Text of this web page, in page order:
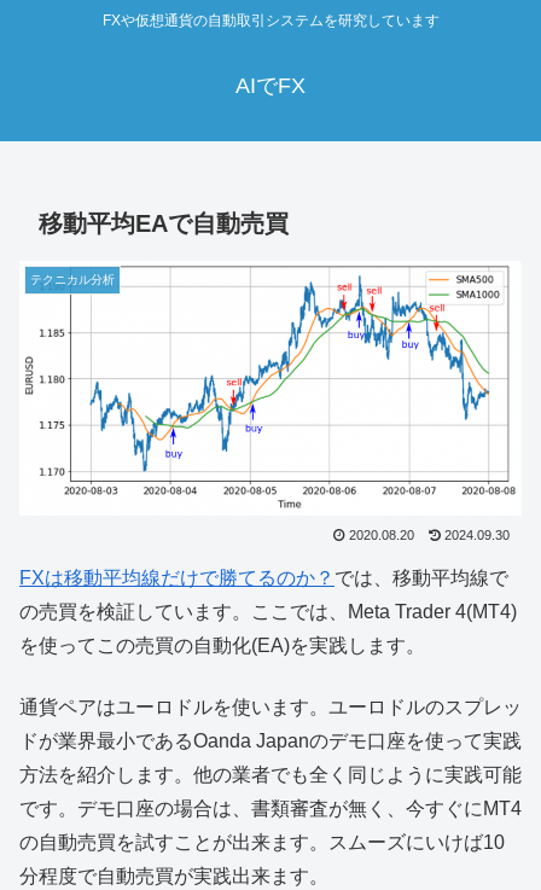
FXや仮想通貨の自動取引システムを研究しています
AIでFX
移動平均EAで自動売買
テクニカル分析
2020.08.20 2024.09.30
FXは移動平均線だけで勝てるのか？ では、移動平均線で
の売買を検証しています。ここでは、Meta Trader 4(MT4)
を使ってこの売買の自動化(EA)を実践します。
通貨ペアはユーロドルを使います。ユーロドルのスプレッ
ドが業界最小であるOanda Japanのデモ口座を使って実践
方法を紹介します。他の業者でも全く同じように実践可能
です。デモ口座の場合は、書類審査が無く、今すぐにMT4
の自動売買を試すことが出来ます。スムーズにいけば10
分程度で自動売買が実践出来ます。